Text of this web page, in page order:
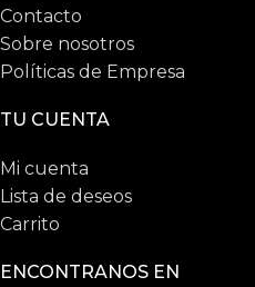
Contacto
Sobre nosotros
Políticas de Empresa
TU CUENTA
Mi cuenta
Lista de deseos
Carrito
ENCONTRANOS EN